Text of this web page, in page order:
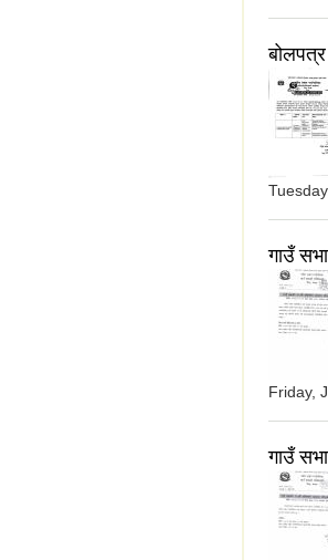
गाउँ
Friday,
गाउँ